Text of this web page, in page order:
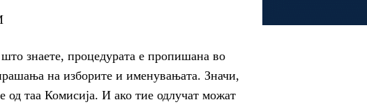
знаете, процедурата е пропишана во
на изборите и именувањата. Значи,
од таа Комисија. И ако тие одлучат можат